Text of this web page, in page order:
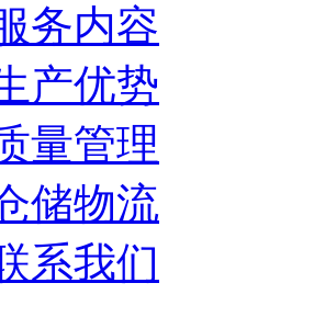
务内容
产优势
量管理
储物流
系我们